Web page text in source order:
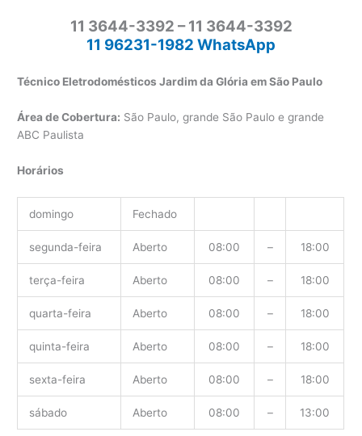
11 3644-3392 – 11 3644-3392
11 96231-1982 WhatsApp
Técnico Eletrodomésticos Jardim da Glória em São Paulo
Área de Cobertura: São Paulo, grande São Paulo e grande
ABC Paulista
Horários
domingo Fechado
segunda-feira Aberto 08:00 – 18:00
terça-feira Aberto 08:00 – 18:00
quarta-feira Aberto 08:00 – 18:00
quinta-feira Aberto 08:00 – 18:00
sexta-feira Aberto 08:00 – 18:00
sábado Aberto 08:00 – 13:00